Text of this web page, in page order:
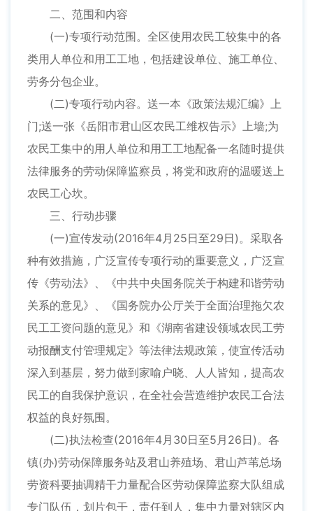
二、范围和内容
(一)专项行动范围。全区使用农民工较集中的各
类用人单位和用工工地，包括建设单位、施工单位、
劳务分包企业。
(二)专项行动内容。送一本《政策法规汇编》上
门;送一张《岳阳市君山区农民工维权告示》上墙;为
农民工集中的用人单位和用工工地配备一名随时提供
法律服务的劳动保障监察员，将党和政府的温暖送上
农民工心坎。
三、行动步骤
(一)宣传发动(2016年4月25日至29日)。采取各
种有效措施，广泛宣传专项行动的重要意义，广泛宣
传《劳动法》、《中共中央国务院关于构建和谐劳动
关系的意见》、《国务院办公厅关于全面治理拖欠农
民工工资问题的意见》和《湖南省建设领域农民工劳
动报酬支付管理规定》等法律法规政策，使宣传活动
深入到基层，努力做到家喻户晓、人人皆知，提高农
民工的自我保护意识，在全社会营造维护农民工合法
权益的良好氛围。
(二)执法检查(2016年4月30日至5月26日)。各
镇(办)劳动保障服务站及君山养殖场、君山芦苇总场
劳资科要抽调精干力量配合区劳动保障监察大队组成
专门队伍，划片包干，责任到人，集中力量对辖区内